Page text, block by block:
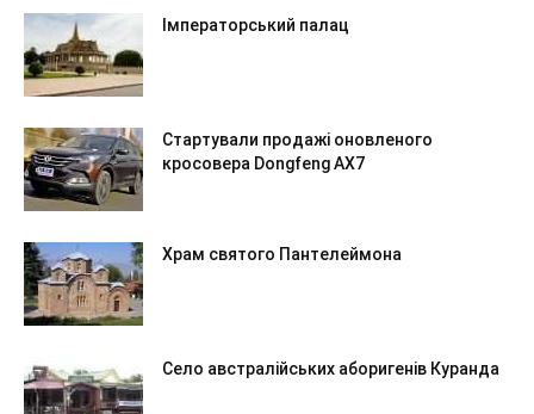
Імператорський палац
Стартували продажі оновленого
кросовера Dongfeng AX7
Храм святого Пантелеймона
Село австралійських аборигенів Куранда